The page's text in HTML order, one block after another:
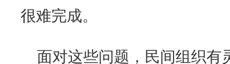
很难完成。
面对这些问题，民间组织有